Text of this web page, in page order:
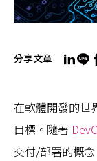
分享文章
在軟體開發的世
目標。隨著
交付/部署的概